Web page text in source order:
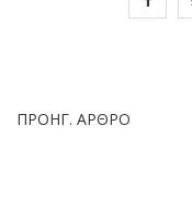
ΠΡΟΗΓ. ΆΡΘΡΟ